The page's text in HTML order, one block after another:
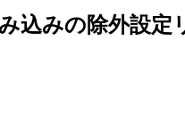
込みの除外設定